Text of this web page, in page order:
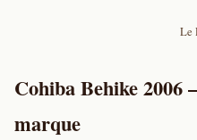
Le
Cohiba Behike 2006
marque